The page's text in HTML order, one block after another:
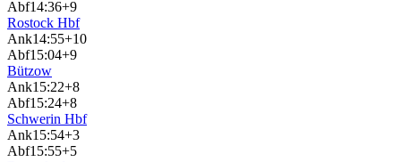
Abf14:36+9
Rostock Hbf
Ank14:55+10
Abf15:04+9
Bützow
Ank15:22+8
Abf15:24+8
Schwerin Hbf
Ank15:54+3
Abf15:55+5